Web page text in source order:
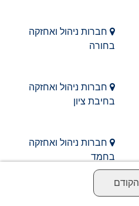
חברות ניהול ואחזקה
בחורה
חברות ניהול ואחזקה
בחיבת ציון
חברות ניהול ואחזקה
בחמד
חברות ניהול ואחזקה
הקודם